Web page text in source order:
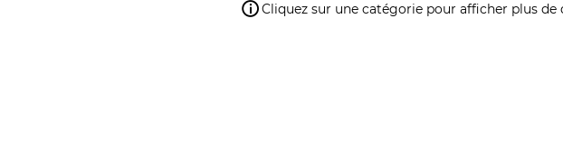
Cliquez sur une catégorie pour afficher plus de